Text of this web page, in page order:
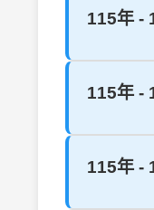
115年 -
115年 -
115年 -